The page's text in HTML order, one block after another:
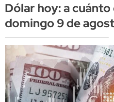
Dólar hoy: a
domingo 9 de